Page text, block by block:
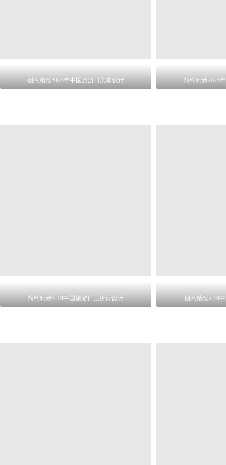
创意精致2025年中国旅游日美陈设计 简约精致2025
简约精致5·19中国旅游日三折页设计 创意精致5·19